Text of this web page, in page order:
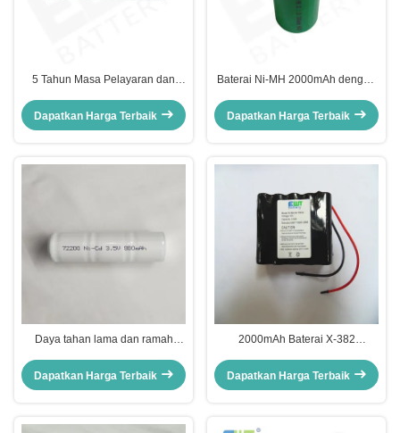
5 Tahun Masa Pelayaran dan
baterai medis
Dapatkan Harga Terbaik
Baterai Ni-MH 2000mAh dengan
Tingkat Pelepasan Sendiri dan
4.0A Maks. Listrik Pelepasan
Dapatkan Harga Terbaik
Daya tahan lama dan ramah
lainnya NiMH Baterai isi ulang
Dapatkan Harga Terbaik
2000mAh Baterai X-382
Medis
Dapatkan Harga Terbaik